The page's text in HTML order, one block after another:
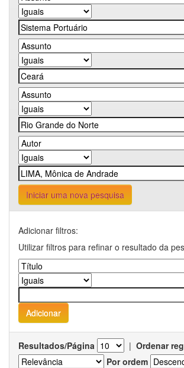
Iniciar uma nova pesquisa
Adicionar filtros:
Utilizar filtros para refinar o resultado da
Resultados/Página | Ordenar
Por ordem